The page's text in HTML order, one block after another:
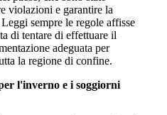
violazioni e garantire la
sempre le regole affisse
di tentare di effettuare il
adeguata per
la regione di confine.
l'inverno e i soggiorni